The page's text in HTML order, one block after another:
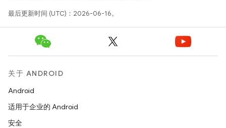
最后更新时间 (UTC)：2026-06-16。
关于 ANDROID
Android
适用于企业的 Android
安全